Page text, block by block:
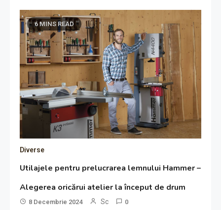
6 MINS READ
Diverse
Utilajele pentru prelucrarea lemnului Hammer –
Alegerea oricărui atelier la început de drum
8 Decembrie 2024 Sc 0